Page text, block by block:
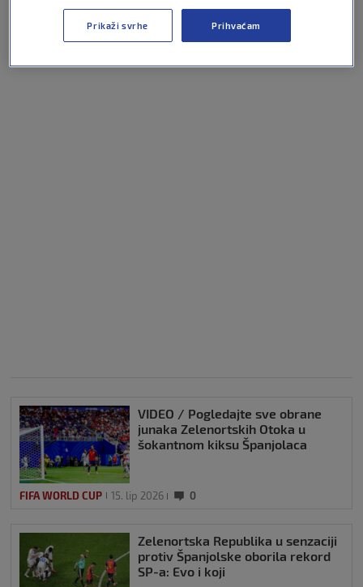
VIDEO / Pogledajte sve obrane
junaka Zelenortskih Otoka u
šokantnom kiksu Španjolaca
FIFA WORLD CUP 15. lip 2026 0
Zelenortska Republika u senzaciji
protiv Španjolske oborila rekord
SP-a: Evo i koji
Prikaži svrhe Prihvaćam